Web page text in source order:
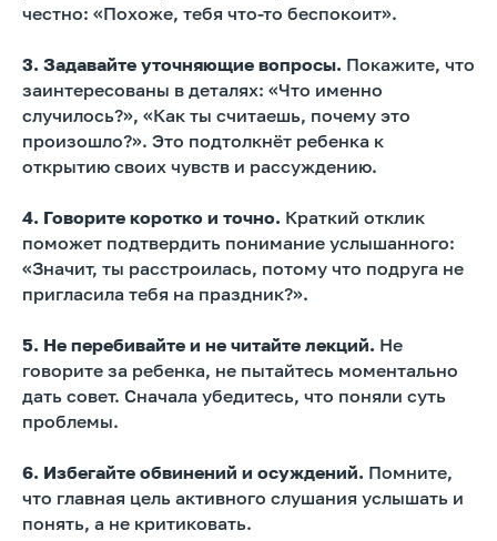
честно: «Похоже, тебя что-то беспокоит».
3. Задавайте уточняющие вопросы. Покажите, что
заинтересованы в деталях: «Что именно
случилось?», «Как ты считаешь, почему это
произошло?». Это подтолкнёт ребенка к
открытию своих чувств и рассуждению.
4. Говорите коротко и точно. Краткий отклик
поможет подтвердить понимание услышанного:
«Значит, ты расстроилась, потому что подруга не
пригласила тебя на праздник?».
5. Не перебивайте и не читайте лекций. Не
говорите за ребенка, не пытайтесь моментально
дать совет. Сначала убедитесь, что поняли суть
проблемы.
6. Избегайте обвинений и осуждений. Помните,
что главная цель активного слушания услышать и
понять, а не критиковать.